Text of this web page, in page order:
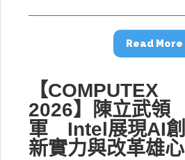
Read More
【COMPUTEX
2026】陳立武領
軍 Intel展現AI創
新實力與改革雄心